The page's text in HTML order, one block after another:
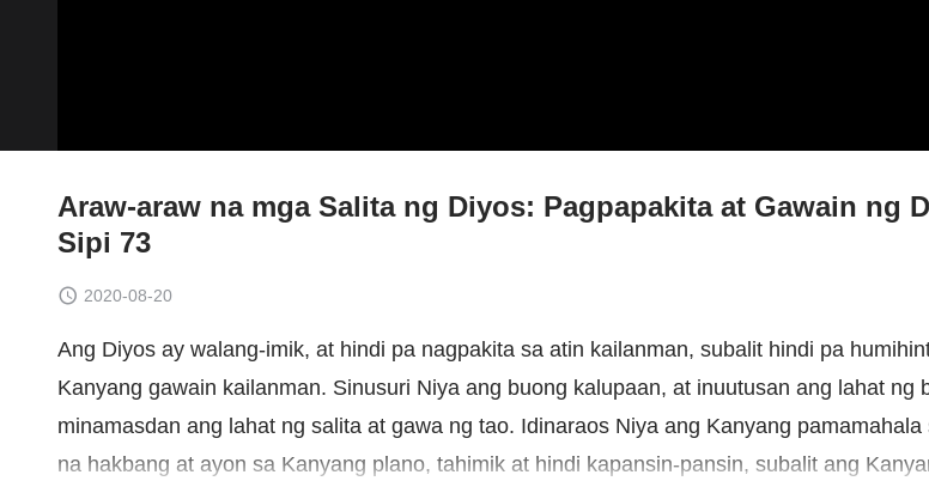
Araw-araw na mga Salita ng Diyos: Pagpapakita at Gawain ng
Sipi 73
2020-08-20
Ang Diyos ay walang-imik, at hindi pa nagpakita sa atin kailanman, subalit hindi pa
Kanyang gawain kailanman. Sinusuri Niya ang buong kalupaan, at inuutusan ang lahat ng
minamasdan ang lahat ng salita at gawa ng tao. Idinaraos Niya ang Kanyang pamamahala
na hakbang at ayon sa Kanyang plano, tahimik at hindi kapansin-pansin, subalit ang